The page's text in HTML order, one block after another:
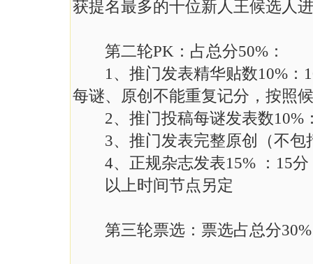
获提名最多的十位新人王候选人
第二轮PK：占总分50%：
1、推门发表精华贴数10%：
每谜、原创不能重复记分，按照
2、推门投稿每谜发表数10%
3、推门发表完整原创（不包
4、正规杂志发表15% ：15分
以上时间节点另定
第三轮票选：票选占总分30%